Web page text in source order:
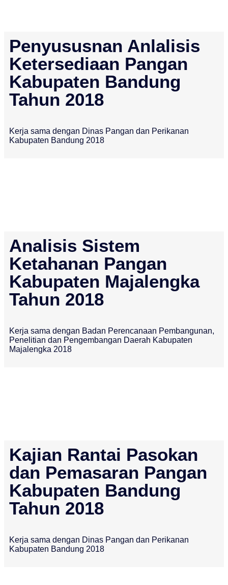
Penyususnan Anlalisis
Ketersediaan Pangan
Kabupaten Bandung
Tahun 2018
Kerja sama dengan Dinas Pangan dan Perikanan
Kabupaten Bandung 2018
Analisis Sistem
Ketahanan Pangan
Kabupaten Majalengka
Tahun 2018
Kerja sama dengan Badan Perencanaan Pembangunan,
Penelitian dan Pengembangan Daerah Kabupaten
Majalengka 2018
Kajian Rantai Pasokan
dan Pemasaran Pangan
Kabupaten Bandung
Tahun 2018
Kerja sama dengan Dinas Pangan dan Perikanan
Kabupaten Bandung 2018